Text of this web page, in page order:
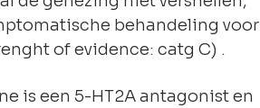
behandeling voor
of evidence: catg C) .
is een 5-HT2A antagonist en